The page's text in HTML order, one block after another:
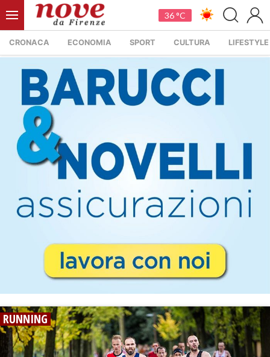
36 °C
CRONACA ECONOMIA SPORT CULTURA LIFESTYLE
RUNNING